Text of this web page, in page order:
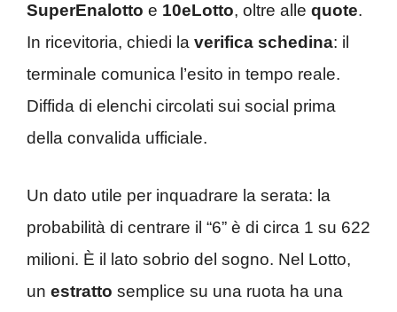
SuperEnalotto e 10eLotto, oltre alle quote.
In ricevitoria, chiedi la verifica schedina: il
terminale comunica l’esito in tempo reale.
Diffida di elenchi circolati sui social prima
della convalida ufficiale.
Un dato utile per inquadrare la serata: la
probabilità di centrare il “6” è di circa 1 su 622
milioni. È il lato sobrio del sogno. Nel Lotto,
un estratto semplice su una ruota ha una